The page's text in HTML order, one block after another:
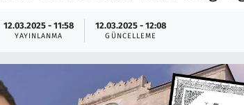
12.03.2025 - 11:58
YAYINLANMA
12.03.2025 - 12:08
GÜNCELLEME